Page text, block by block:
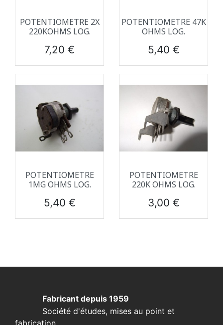
POTENTIOMETRE 2X
220KOHMS LOG.
Prix
7,20 €
POTENTIOMETRE 47K
OHMS LOG.
Prix
5,40 €
POTENTIOMETRE
1MG OHMS LOG.
Prix
5,40 €
POTENTIOMETRE
220K OHMS LOG.
Prix
3,00 €
Fabricant depuis 1959
Société d'études, mises au point et
fabrication